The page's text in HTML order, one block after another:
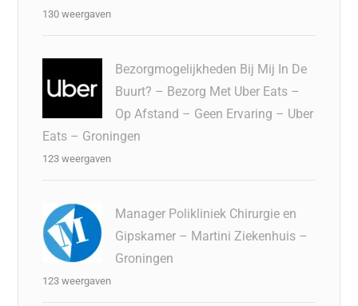
130 weergaven
Bezorgmogelijkheden Bij Mij In De
Buurt? – Bezorg Met Uber Eats –
Op Afstand – Geen Ervaring – Uber
Eats – Groningen
123 weergaven
Manager Polikliniek Chirurgie en
Gipskamer – Martini Ziekenhuis –
Groningen
123 weergaven